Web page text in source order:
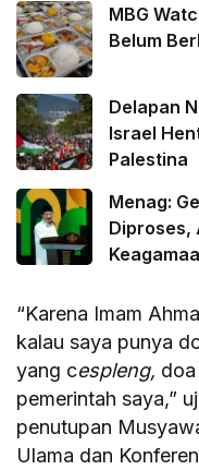
MBG
Belum
Delapan
Israel
Palestina
Menag:
Diproses,
“Karena Imam
kalau saya punya
yang cespleng,
pemerintah saya,”
penutupan
Ulama dan